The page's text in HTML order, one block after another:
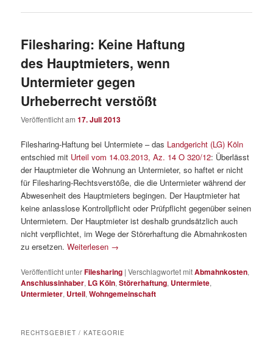
Filesharing: Keine Haftung
des Hauptmieters, wenn
Untermieter gegen
Urheberrecht verstößt
Veröffentlicht am17. Juli 2013
Filesharing-Haftung bei Untermiete – das Landgericht (LG) Köln
entschied mit Urteil vom 14.03.2013, Az. 14 O 320/12: Überlässt
der Hauptmieter die Wohnung an Untermieter, so haftet er nicht
für Filesharing-Rechtsverstöße, die die Untermieter während der
Abwesenheit des Hauptmieters begingen. Der Hauptmieter hat
keine anlasslose Kontrollpflicht oder Prüfpflicht gegenüber seinen
Untermietern. Der Hauptmieter ist deshalb grundsätzlich auch
nicht verpflichtet, im Wege der Störerhaftung die Abmahnkosten
zu ersetzen.Weiterlesen →
Veröffentlicht unterFilesharing |Verschlagwortet mitAbmahnkosten,
Anschlussinhaber, LG Köln,Störerhaftung, Untermiete,
Untermieter, Urteil,Wohngemeinschaft
RECHTSGEBIET / KATEGORIE